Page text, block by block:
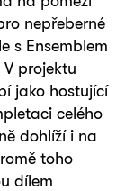
nepřeberné
s Ensemblem
projektu
jako hostující
celého
dohlíží i na
toho
dílem